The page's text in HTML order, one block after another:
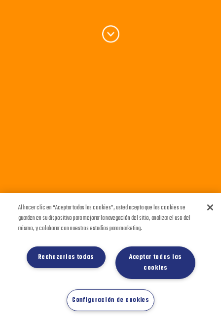
Grupo Bimbo 2020 Ⓒ Todos los Derechos
Grupo Bimbo 2020 Ⓒ Todos los Derechos
Al hacer clic en “Aceptar todas las cookies”, usted acepta que las cookies se
guarden en su dispositivo para mejorar la navegación del sitio, analizar el uso del
mismo, y colaborar con nuestros estudios para marketing.
Aceptar todas las
cookies
Rechazarlas todas
Configuración de cookies